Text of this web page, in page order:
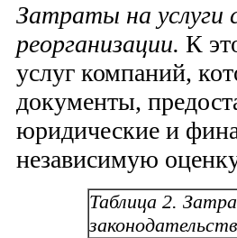
Затраты на услуги
реорганизации. К
услуг компаний,
документы,
юридические и
независимую
Таблица 2.